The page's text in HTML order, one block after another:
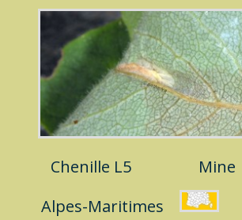
Chenille L5
Mine
Alpes-Maritimes